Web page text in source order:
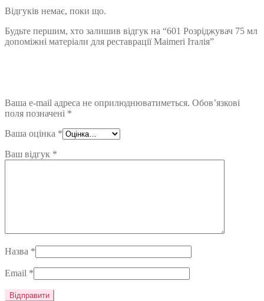
Відгуків немає, поки що.
Будьте першим, хто залишив відгук на “601 Розріджувач 75 мл
допоміжні матеріали для реставрації Maimeri Італія”
Ваша e-mail адреса не оприлюднюватиметься. Обов’язкові
поля позначені *
Ваша оцінка *
Ваш відгук *
Назва *
Email *